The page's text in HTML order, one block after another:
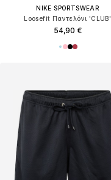
NIKE SPORTSWEAR
Loosefit Παντελόνι 'CLUB'
54,90 €